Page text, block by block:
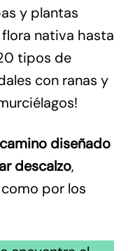
y plantas
nativa hasta
tipos de
con ranas y
diseñado
descalzo,
por los